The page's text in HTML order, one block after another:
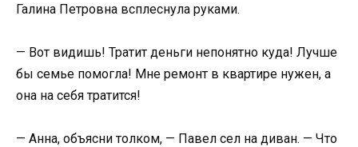
Галина Петровна всплеснула руками.
— Вот видишь! Тратит деньги непонятно куда! Лучше
бы семье помогла! Мне ремонт в квартире нужен, а
она на себя тратится!
— Анна, объясни толком, — Павел сел на диван. — Что